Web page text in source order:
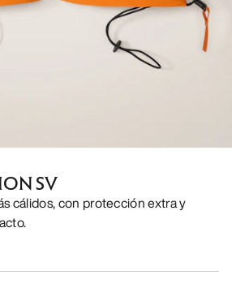
SV
cálidos, con protección extra y